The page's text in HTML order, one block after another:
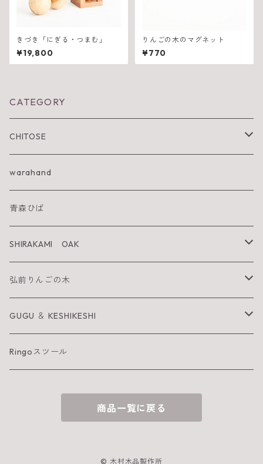
きづき「にぎる・つまむ」
¥19,800
りんごの木のマグネット
¥770
CATEGORY
CHITOSE
IWA KI SUN
SHIRAKAMI sanchi
太陽を纏うりんご
Neckiace
Bracelet
warahand
青森ひば
SHIRAKAMI OAK
Tsugara Table
Tsugara Chair
弘前りんごの木
お箸
箸置き
GUGU ＆ KESHIKESHI
GUGU
Ringoスツール
商品一覧に戻る
© 木村木品製作所